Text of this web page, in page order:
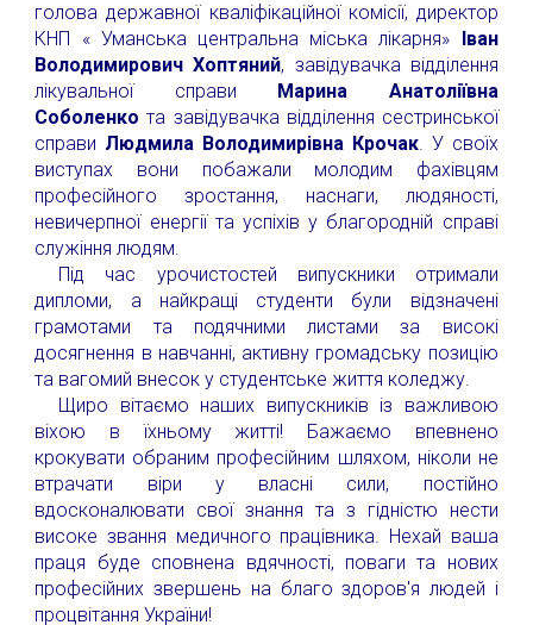
голова державної кваліфікаційної комісії, директор
КНП « Уманська центральна міська лікарня» Іван
Володимирович Хоптяний, завідувачка відділення
лікувальної справи Марина Анатоліївна
Соболенко та завідувачка відділення сестринської
справи Людмила Володимирівна Крочак. У своїх
виступах вони побажали молодим фахівцям
професійного зростання, наснаги, людяності,
невичерпної енергії та успіхів у благородній справі
служіння людям.
Під час урочистостей випускники отримали
дипломи, а найкращі студенти були відзначені
грамотами та подячними листами за високі
досягнення в навчанні, активну громадську позицію
та вагомий внесок у студентське життя коледжу.
Щиро вітаємо наших випускників із важливою
віхою в їхньому житті! Бажаємо впевнено
крокувати обраним професійним шляхом, ніколи не
втрачати віри у власні сили, постійно
вдосконалювати свої знання та з гідністю нести
високе звання медичного працівника. Нехай ваша
праця буде сповнена вдячності, поваги та нових
професійних звершень на благо здоров'я людей і
процвітання України!